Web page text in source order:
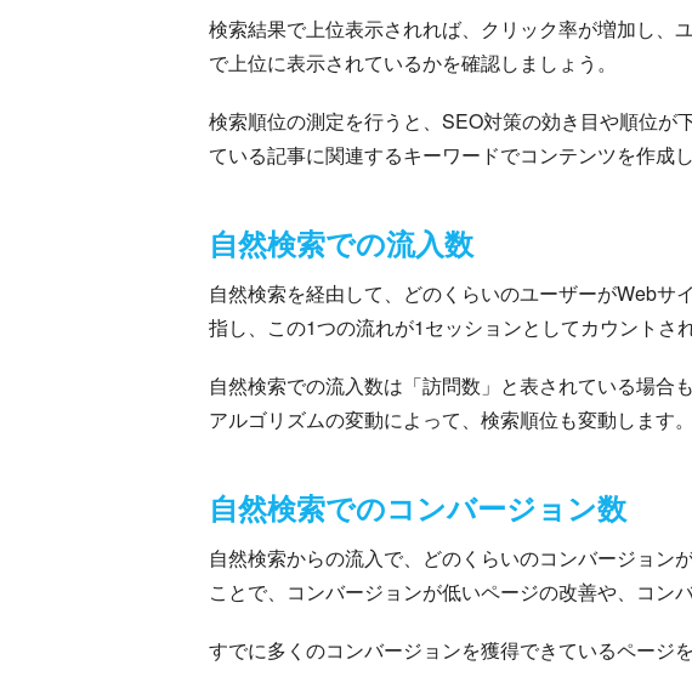
検索結果で上位表示されれば、クリック率が増加し、
で上位に表示されているかを確認しましょう。
検索順位の測定を行うと、SEO対策の効き目や順位
ている記事に関連するキーワードでコンテンツを作成
自然検索での流入数
自然検索を経由して、どのくらいのユーザーがWeb
指し、この1つの流れが1セッションとしてカウントされ
自然検索での流入数は「訪問数」と表されている場合
アルゴリズムの変動によって、検索順位も変動します
自然検索でのコンバージョン数
自然検索からの流入で、どのくらいのコンバージョン
ことで、コンバージョンが低いページの改善や、コン
すでに多くのコンバージョンを獲得できているページ